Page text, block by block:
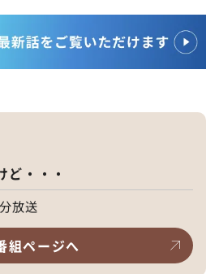
ど・・・
放送
組ページへ